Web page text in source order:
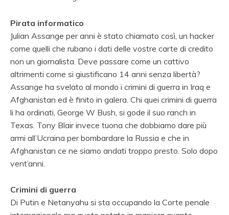
Pirata informatico
Julian Assange per anni è stato chiamato così, un hacker
come quelli che rubano i dati delle vostre carte di credito
non un giornalista. Deve passare come un cattivo
altrimenti come si giustificano 14 anni senza libertà?
Assange ha svelato al mondo i crimini di guerra in Iraq e
Afghanistan ed è finito in galera. Chi quei crimini di guerra
li ha ordinati, George W Bush, si gode il suo ranch in
Texas. Tony Blair invece tuona che dobbiamo dare più
armi all’Ucraina per bombardare la Russia e che in
Afghanistan ce ne siamo andati troppo presto. Solo dopo
vent’anni.
Crimini di guerra
Di Putin e Netanyahu si sta occupando la Corte penale